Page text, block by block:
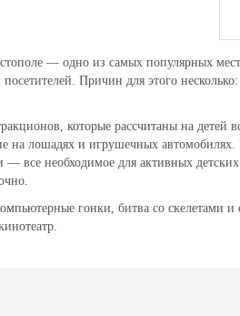
— одно из самых популярных
Причин для этого
которые рассчитаны на детей
на лошадях и игрушечных
— все необходимое для активных
гонки, битва со скелетами